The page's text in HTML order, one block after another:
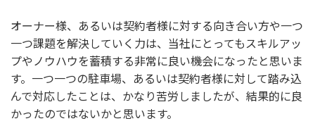
オーナー様、あるいは契約者様に対する向き合い方や一つ
一つ課題を解決していく力は、当社にとってもスキルアッ
プやノウハウを蓄積する非常に良い機会になったと思いま
す。一つ一つの駐車場、あるいは契約者様に対して踏み込
んで対応したことは、かなり苦労しましたが、結果的に良
かったのではないかと思います。